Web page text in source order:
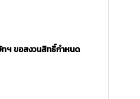
ฯ ขอสงวนสิทธิ์กำหนด